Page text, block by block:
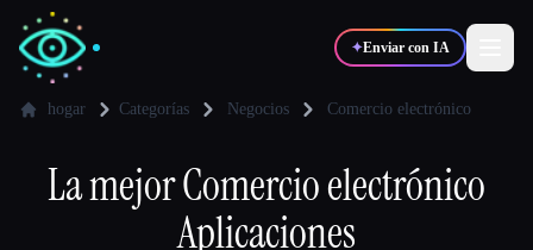
✦Enviar con IA
✍️ Escritores 🎨 Diseñadores
hogar Categorías Negocios Comercio electrónico
La mejorComercio electrónico
Aplicaciones